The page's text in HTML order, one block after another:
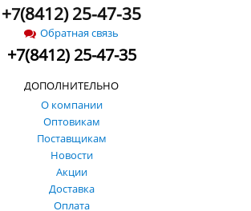
+7(8412) 25-47-35
Обратная связь
+7(8412) 25-47-35
ДОПОЛНИТЕЛЬНО
О компании
Оптовикам
Поставщикам
Новости
Акции
Доставка
Оплата